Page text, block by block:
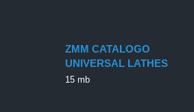
ZMM CATALOGO
UNIVERSAL LATHES
15 mb